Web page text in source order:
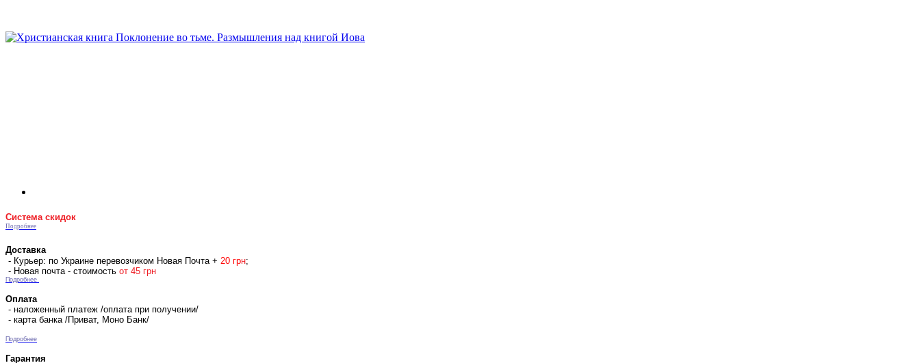
Система скидок
Подробнее
Доставка
- Курьер: по Украине перевозчиком Новая Почта + 20 грн;
- Новая почта - стоимость от 45 грн
Подробнее
Оплата
- наложенный платеж /оплата при получении/
- карта банка /Приват, Моно Банк/
Подробнее
Гарантия